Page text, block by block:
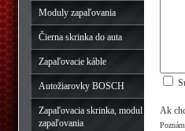
Moduly zapaľovania
Čierna skrinka do auta
Zapaľovacie káble
Autožiarovky BOSCH
Zapaľovacia skrinka, modul
zapaľovania
Ak